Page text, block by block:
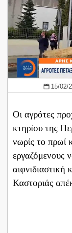
15/02/
Οι αγρότες
κτηρίου της
νωρίς το πρωί
εργαζόμενους
αιφνιδιαστική
Καστοριάς